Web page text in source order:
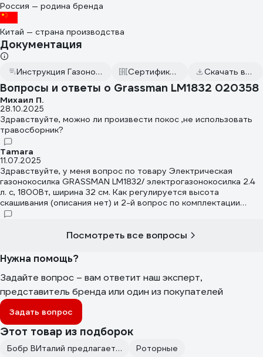
Россия — родина бренда
Китай — страна производства
Документация
Инструкция Газонокосилка Grassman LM1832 Сертификаты соответствия Скачать всю документацию
Вопросы и ответы о Grassman LM1832 020358
Михаил П.
28.10.2025
Здравствуйте, можно ли произвести покос ,не использовать
травосборник?
Tamara
11.07.2025
Здравствуйте, у меня вопрос по товару Электрическая
газонокосилка GRASSMAN LM1832/ электрогазонокосилка 2.4
л. с, 1800Вт, ширина 32 см. Как регулируется высота
скашивания (описания нет) и 2-й вопрос по комплектации
поставки- 2 винта должно быть ? Они пошли на соединение 2-
основанию- с одной стороны винт торчит и рукоятка оделась,
быть запрессован винт на кот. одевается рукоятка и
завинчивается декоративная гайка зелёная с шайбой. Их как
раз четыре-4 шайбы и 4 гайки. Я так понимаю? Как я буду
пользоваться газонокосилкой, если ручка крепится только с
одной стороны?Убедительная просьба ответить, т к не
хочется возвращаюсь вещь не опробовав.С уважением.
Покупатель Тамара
Посмотреть все вопросы
Нужна помощь?
Задайте вопрос – вам ответит наш эксперт,
представитель бренда или один из покупателей
Задать вопрос
Этот товар из подборок
Бобр ВИталий предлагает…
Роторные